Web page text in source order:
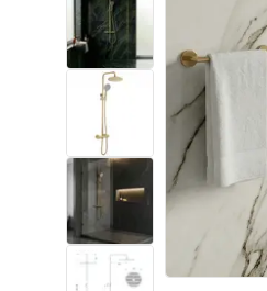
Umivaonici
Kade i paravani
Miješalice, pipe, slavine
Tuševi
Kuhinja